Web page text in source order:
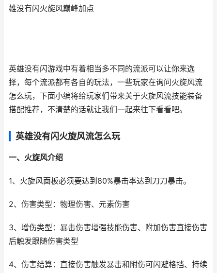
雄没有闪火旋风巅峰加点
英雄没有闪游戏中有着相当多不同的流派可以让你来选
择，每个流派都有各自的玩法，一些玩家在询问火旋风流
怎么玩，下面小编将给玩家们带来关于火旋风流技能装备
搭配推荐，不清楚的话就让我们一起来往下看看吧。
英雄没有闪火旋风流怎么玩
一、火旋风介绍
1、火旋风面板必须要达到80%暴击率达到刀刀暴击。
2、伤害类型：物理伤害、元素伤害
3、增伤类型：暴击伤害增强技能伤害、附加伤害直接伤害
后触发跟随伤害类型
4、伤害结算：直接伤害触发暴击和附伤可闪避格挡、持续